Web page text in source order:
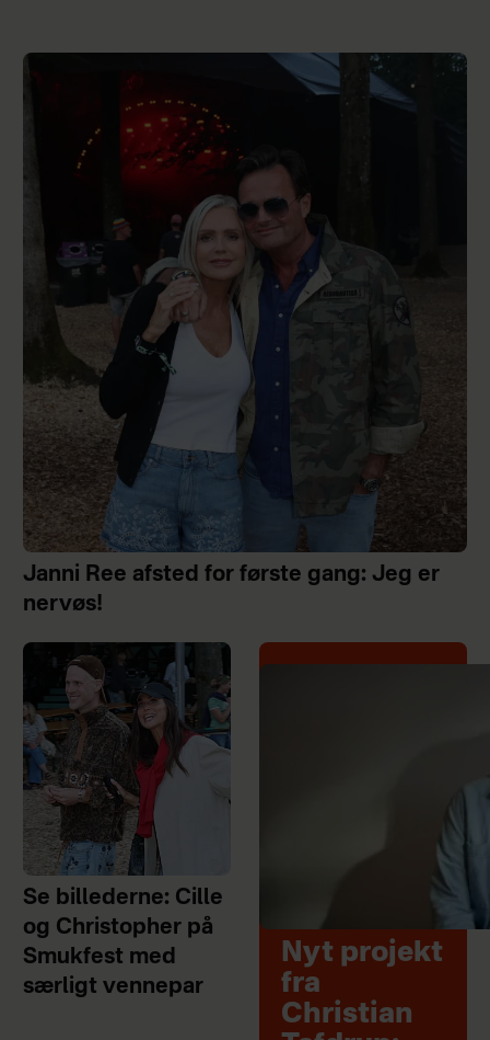
Janni Ree afsted for første gang: Jeg er
nervøs!
Se billederne: Cille
og Christopher på
Smukfest med
særligt vennepar
Nyt projekt
fra
Christian